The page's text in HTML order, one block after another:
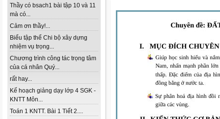
Thầy có bsach1 bài tập 10 và 11
mà có...
Cảm ơn thầy!...
Biểu tập thể Chi bộ xây dựng
nhiệm vụ trọng...
Chương trình công tác trọng tâm
của cá nhân Quý...
rất hay...
Kế hoạch giảng dạy lớp 4 SGK -
KNTT Môn...
Toán 1 KNTT. Bài 1 Tiết 2....